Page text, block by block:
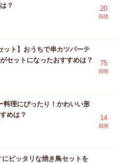
？
20
回答
ット】おうちで串カツパーテ
セットになったおすすめは？
75
回答
料理にぴったり！かわいい形
めは？
14
回答
にピッタリな焼き鳥セットを